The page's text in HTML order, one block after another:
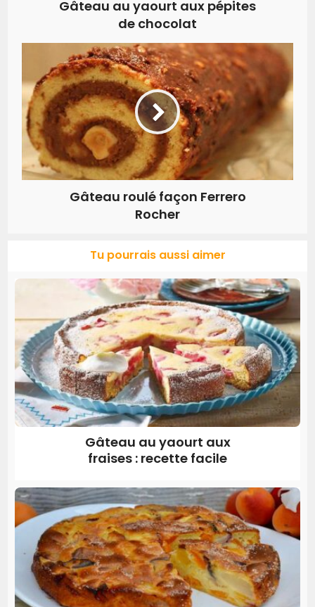
Gâteau au yaourt aux pépites
de chocolat
Gâteau roulé façon Ferrero
Rocher
Tu pourrais aussi aimer
Gâteau au yaourt aux
fraises : recette facile